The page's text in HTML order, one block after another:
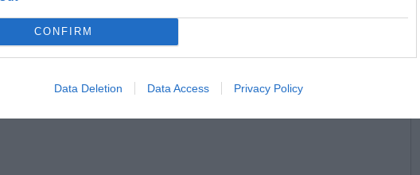
CONFIRM
Data Deletion Data Access Privacy Policy